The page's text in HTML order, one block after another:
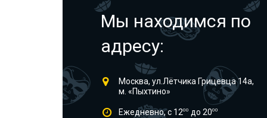
Мы находимся по
адресу:
Москва, ул.Лётчика Грицевца 14а,
м. «Пыхтино»
Ежедневно, с 1200 до 2000